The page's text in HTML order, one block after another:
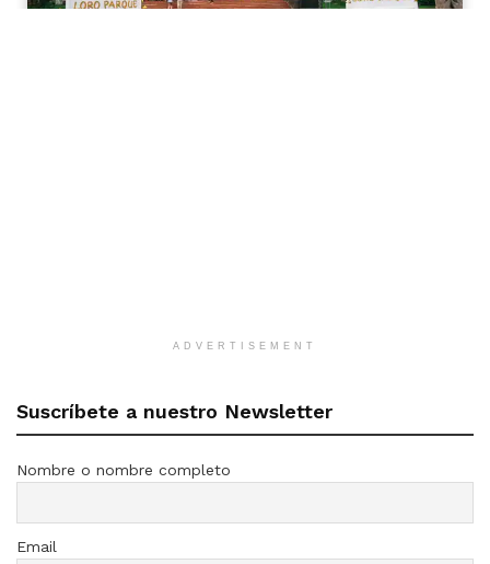
ADVERTISEMENT
Suscríbete a nuestro Newsletter
Nombre o nombre completo
Email